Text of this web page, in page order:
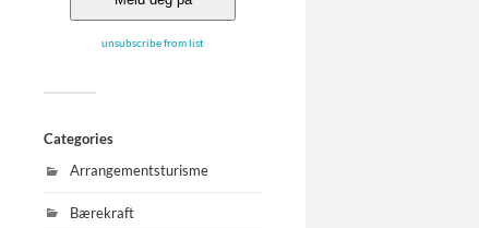
unsubscribe from list
Categories
Arrangementsturisme
Bærekraft